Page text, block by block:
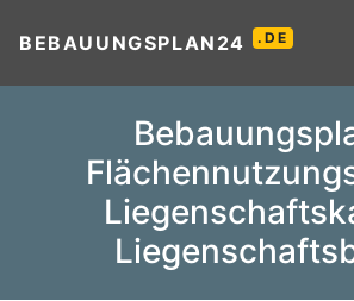
BEBAUUNGSPLAN24 .DE